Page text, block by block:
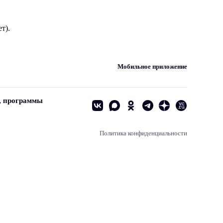
Мобильное приложение
программы
Политика конфиденциальности